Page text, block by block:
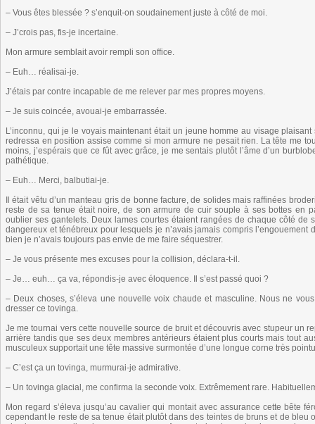
– Vous êtes blessée ? s’enquit-on soudainement juste à côté de moi.
– J’crois pas, fis-je incertaine.
Mon armure semblait avoir rempli son office.
– Euh… réalisai-je.
J’étais par contre incapable de me relever par mes propres moyens.
– Je suis coincée, avouai-je embarrassée.
L’inconnu, qui je le voyais maintenant était un jeune homme au visage
redressa en position assise comme si mon armure ne pesait rien. La tête me
moins, j’espérais que ce fût avec grâce, je me sentais plutôt l’âme d’un
pathétique.
– Euh… Merci, balbutiai-je.
Il était vêtu d’un manteau gris de bonne facture, de solides mais raffinées
reste de sa tenue était noire, de son armure de cuir souple à ses bottes en
oublier ses gantelets. Deux lames courtes étaient rangées de chaque côté
dangereux et ténébreux pour lesquels je n’avais jamais compris
bien je n’avais toujours pas envie de me faire séquestrer.
– Je vous présente mes excuses pour la collision, déclara-t-il.
– Je… euh… ça va, répondis-je avec éloquence. Il s’est passé quoi ?
– Deux choses, s’éleva une nouvelle voix chaude et masculine. Nous ne
dresser ce tovinga.
Je me tournai vers cette nouvelle source de bruit et découvris avec stupeur un
arrière tandis que ses deux membres antérieurs étaient plus courts mais tout
musculeux supportait une tête massive surmontée d’une longue corne très
– C’est ça un tovinga, murmurai-je admirative.
– Un tovinga glacial, me confirma la seconde voix. Extrêmement rare.
Mon regard s’éleva jusqu’au cavalier qui montait avec assurance cette bête
cependant le reste de sa tenue était plutôt dans des teintes de bruns et de bleu